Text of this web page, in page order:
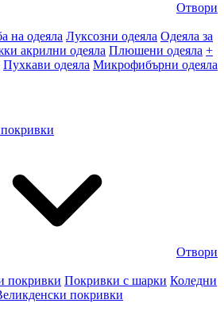
Отвори
на одеяла Луксозни одеяла Одеяла за
акрилни одеяла Плюшени одеяла +
Пухкави одеяла Микрофибърни одеяла
Отвори
покривки Покривки с шарки Коледни
покривки